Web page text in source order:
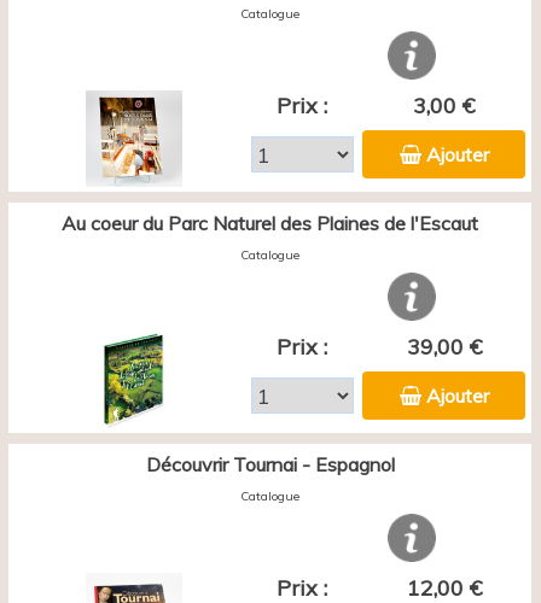
Catalogue
Prix : 3,00 €
Ajouter
Au coeur du Parc Naturel des Plaines de l'Escaut
Catalogue
Prix : 39,00 €
Ajouter
Découvrir Tournai - Espagnol
Catalogue
Prix : 12,00 €